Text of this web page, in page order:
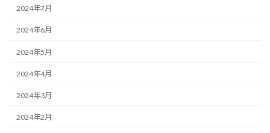
2024年7月
2024年6月
2024年5月
2024年4月
2024年3月
2024年2月